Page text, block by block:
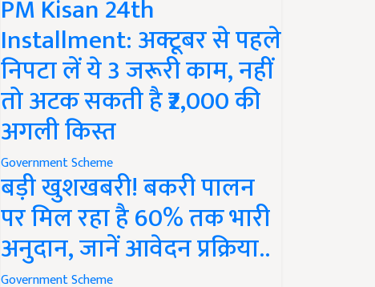
PM Kisan 24th
Installment: अक्टूबर से पहले
निपटा लें ये 3 जरूरी काम, नहीं
तो अटक सकती है ₹2,000 की
अगली किस्त
Government Scheme
बड़ी खुशखबरी! बकरी पालन
पर मिल रहा है 60% तक भारी
अनुदान, जानें आवेदन प्रक्रिया..
Government Scheme